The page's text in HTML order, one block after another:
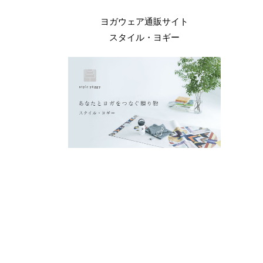
ヨガウェア通販サイト
スタイル・ヨギー